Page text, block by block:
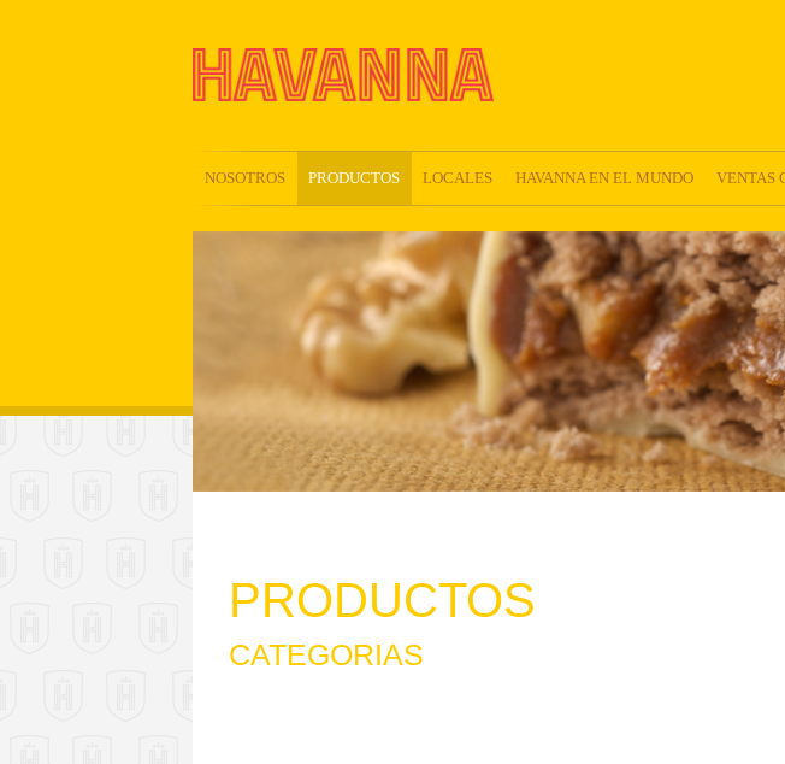
NOSOTROS PRODUCTOS LOCALES HAVANNA EN EL MUNDO VENTAS
PRODUCTOS
CATEGORIAS